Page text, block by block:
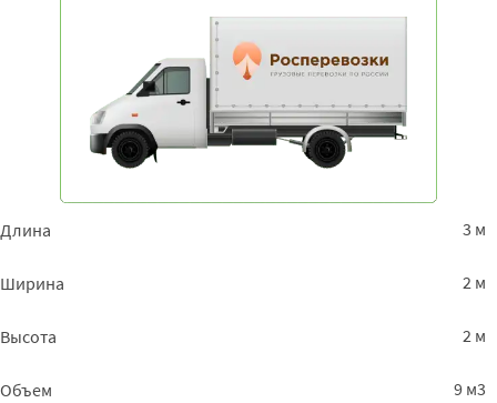
Длина 3 м
Ширина 2 м
Высота 2 м
Объем 9 м3